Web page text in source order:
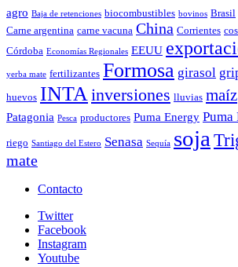
agro Baja de retenciones biocombustibles bovinos Brasil
Carne argentina carne vacuna China Corrientes
Córdoba Economías Regionales EEUU
yerba mate fertilizantes Formosa girasol
huevos INTAinversiones lluvias maíz
Patagonia Pesca productores Puma Energy Puma
riego Santiago del Estero Senasa Sequía soja
mate
Contacto
Twitter
Facebook
Instagram
Youtube